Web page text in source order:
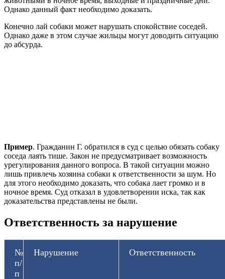
Однако данный факт необходимо доказать.
Конечно лай собаки может нарушать спокойствие соседей.
Однако даже в этом случае жильцы могут доводить ситуацию
до абсурда.
Пример. Гражданин Г. обратился в суд с целью обязать собаку
соседа лаять тише. Закон не предусматривает возможность
урегулирования данного вопроса. В такой ситуации можно
лишь привлечь хозяина собаки к ответственности за шум. Но
для этого необходимо доказать, что собака лает громко и в
ночное время. Суд отказал в удовлетворении иска, так как
доказательства представлены не были.
Ответственность за нарушение
№
п/
п
Нарушение Ответственность